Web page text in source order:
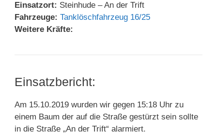
Einsatzort: Steinhude – An der Trift
Fahrzeuge: Tanklöschfahrzeug 16/25
Weitere Kräfte:
Einsatzbericht:
Am 15.10.2019 wurden wir gegen 15:18 Uhr zu
einem Baum der auf die Straße gestürzt sein sollte
in die Straße „An der Trift“ alarmiert.